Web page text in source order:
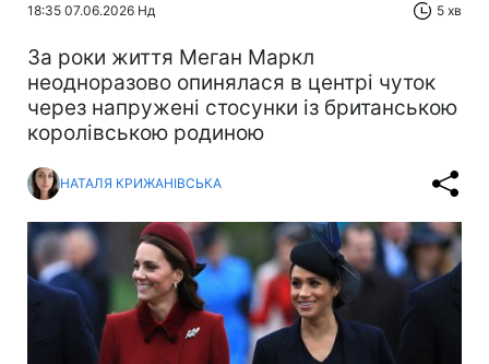
18:35 07.06.2026 Нд 5 хв
За роки життя Меган Маркл
неодноразово опинялася в центрі чуток
через напружені стосунки із британською
королівською родиною
НАТАЛЯ КРИЖАНІВСЬКА